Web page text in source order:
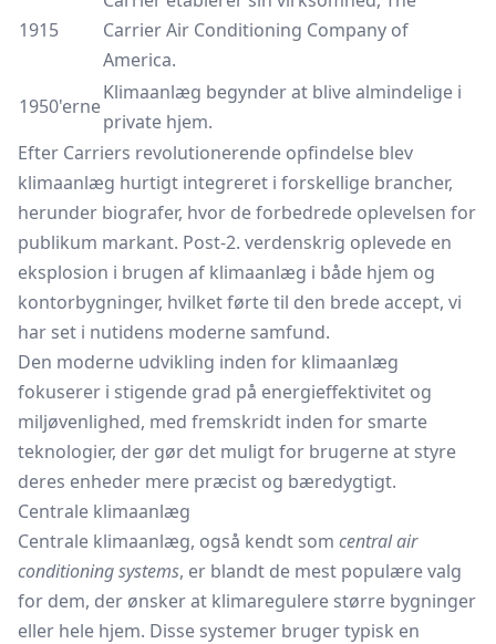
1915
Carrier Air Conditioning Company of
America.
1950'erne
Klimaanlæg begynder at blive almindelige i
private hjem.
Efter Carriers revolutionerende opfindelse blev
klimaanlæg hurtigt integreret i forskellige brancher,
herunder biografer, hvor de forbedrede oplevelsen for
publikum markant. Post-2. verdenskrig oplevede en
eksplosion i brugen af klimaanlæg i både hjem og
kontorbygninger, hvilket førte til den brede accept, vi
har set i nutidens moderne samfund.
Den moderne udvikling inden for klimaanlæg
fokuserer i stigende grad på energieffektivitet og
miljøvenlighed, med fremskridt inden for smarte
teknologier, der gør det muligt for brugerne at styre
deres enheder mere præcist og bæredygtigt.
Centrale klimaanlæg
Centrale klimaanlæg, også kendt som central air
conditioning systems, er blandt de mest populære valg
for dem, der ønsker at klimaregulere større bygninger
eller hele hjem. Disse systemer bruger typisk en